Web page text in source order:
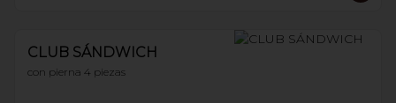
CLUB SÁNDWICH
con pierna 4 piezas